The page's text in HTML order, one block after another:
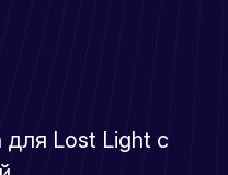
Lost Light с